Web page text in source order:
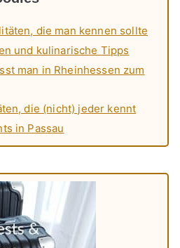
die man kennen sollte
und kulinarische Tipps
man in Rheinhessen zum
die (nicht) jeder kennt
in Passau